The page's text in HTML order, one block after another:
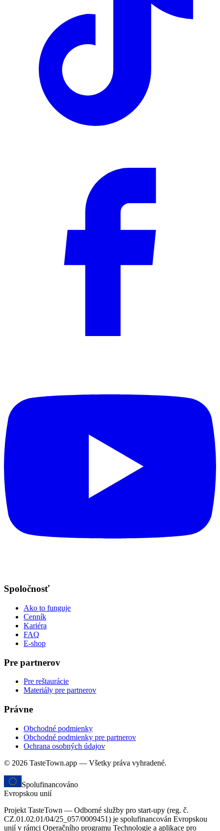
Spoločnosť
Ako to funguje
Cenník
Kariéra
FAQ
E-shop
Pre partnerov
Pre reštaurácie
Materiály pre partnerov
Právne
Obchodné podmienky
Obchodné podmienky pre partnerov
Ochrana osobných údajov
© 2026 TasteTown.app — Všetky práva vyhradené.
Spolufinancováno
Evropskou unií
Projekt TasteTown — Odborné služby pro start-upy (reg. č.
CZ.01.02.01/04/25_057/0009451) je spolufinancován Evropskou
unií v rámci Operačního programu Technologie a aplikace pro